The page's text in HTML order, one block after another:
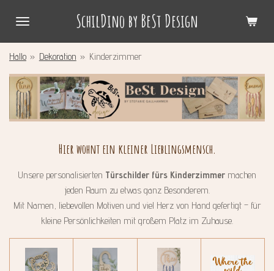
Hauptinhalt
springen
SchilDino by BeSt Design
Hallo » Dekoration » Kinderzimmer
Hierwohntein kleiner Lieblingsmensch.
Unsere personalisierten Türschilder fürs Kinderzimmer machen
jeden Raum zu etwas ganz Besonderem.
Mit Namen, liebevollen Motiven und viel Herz von Hand gefertigt – für
kleine Persönlichkeiten mit großem Platz im Zuhause.